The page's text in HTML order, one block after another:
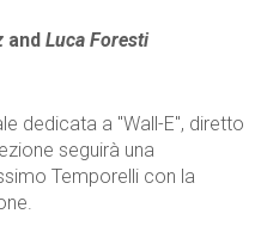
andLuca Foresti
dedicata a "Wall-E", diretto
seguirà una
Temporelli con la